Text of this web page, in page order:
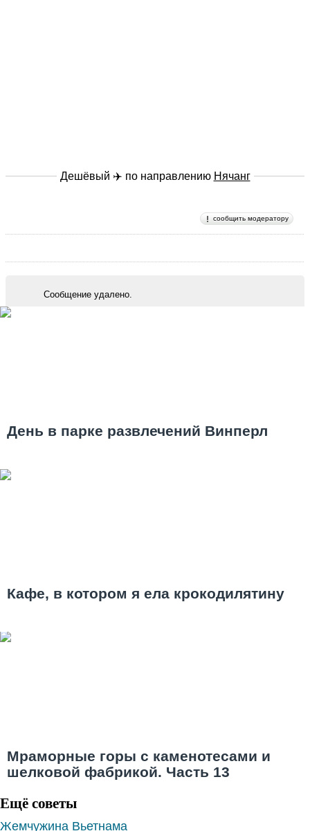
Дешёвый ✈️ по направлению Нячанг
сообщить модератору
Сообщение удалено.
День в парке развлечений Винперл
Кафе, в котором я ела крокодилятину
Мраморные горы с каменотесами и
шелковой фабрикой. Часть 13
Ещё советы
Жемчужина Вьетнама